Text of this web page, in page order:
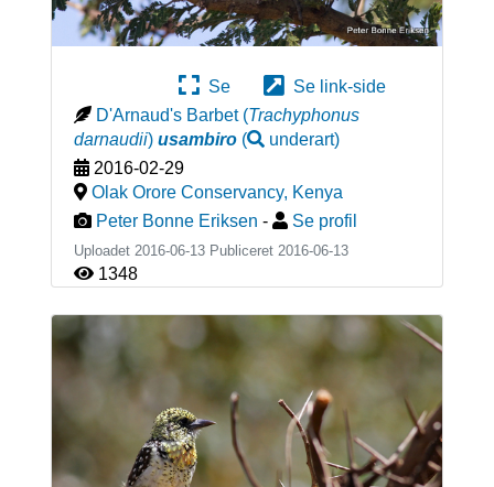
Se
Se link-side
D'Arnaud's Barbet (Trachyphonus
darnaudii) usambiro( underart)
2016-02-29
Olak Orore Conservancy, Kenya
Peter Bonne Eriksen - Se profil
Uploadet 2016-06-13 Publiceret 2016-06-13
1348